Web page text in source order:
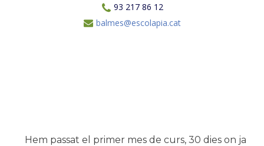
93 217 86 12
balmes@escolapia.cat
Hem passat el primer mes de curs, 30 dies on ja